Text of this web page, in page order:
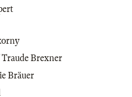
Brexner
Bräuer